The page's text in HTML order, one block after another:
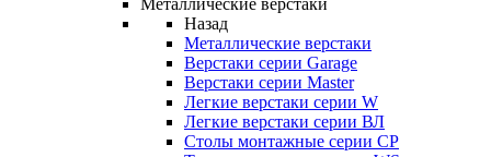
Металлические верстаки
Назад
Металлические верстаки
Верстаки серии Garage
Верстаки серии Master
Легкие верстаки серии W
Легкие верстаки серии ВЛ
Столы монтажные серии СР